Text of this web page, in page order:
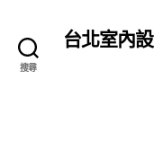
搜尋
台北室內